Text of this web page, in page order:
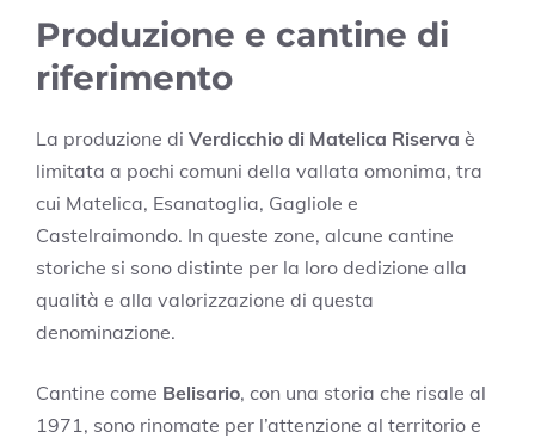
Produzione e cantine di
riferimento
La produzione di Verdicchio di Matelica Riserva è
limitata a pochi comuni della vallata omonima, tra
cui Matelica, Esanatoglia, Gagliole e
Castelraimondo. In queste zone, alcune cantine
storiche si sono distinte per la loro dedizione alla
qualità e alla valorizzazione di questa
denominazione.
Cantine come Belisario, con una storia che risale al
1971, sono rinomate per l’attenzione al territorio e